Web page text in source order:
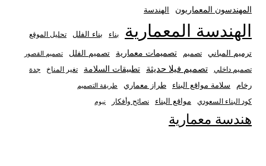
المهندسون المعماريون الهندسة
الهندسة المعمارية بناء بناء الفلل تحليل الموقع
ترميم المباني تصميم تصميمات معمارية تصميم الفلل تصميم القصور
تصميم داخلي تصميم فيلا حديثة تطبيقات السلامة تغير المناخ جدة
رخام سلامة مواقع البناء طراز معماري طريقة التصميم
كود البناء السعودي مواقع البناء نصائح وأفكار نيوم
هندسة معمارية